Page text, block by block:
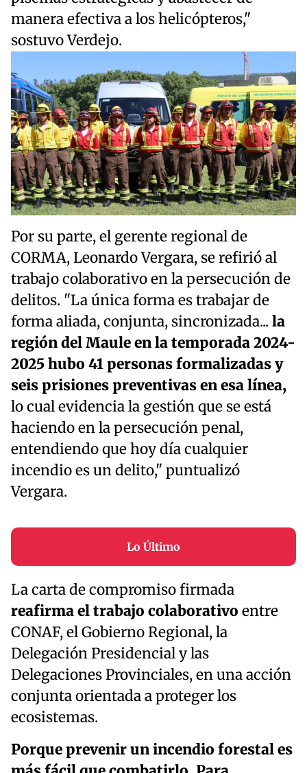
manera efectiva a los helicópteros,"
sostuvo Verdejo.
Por su parte, el gerente regional de
CORMA, Leonardo Vergara, se refirió al
trabajo colaborativo en la persecución de
delitos. "La única forma es trabajar de
forma aliada, conjunta, sincronizada... la
región del Maule en la temporada 2024-
2025 hubo 41 personas formalizadas y
seis prisiones preventivas en esa línea,
lo cual evidencia la gestión que se está
haciendo en la persecución penal,
entendiendo que hoy día cualquier
incendio es un delito," puntualizó
Vergara.
Lo Último
La carta de compromiso firmada
reafirma el trabajo colaborativo entre
CONAF, el Gobierno Regional, la
Delegación Presidencial y las
Delegaciones Provinciales, en una acción
conjunta orientada a proteger los
ecosistemas.
Porque prevenir un incendio forestal es